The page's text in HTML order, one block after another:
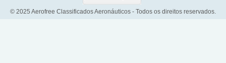
© 2025 Aerofree Classificados Aeronáuticos - Todos os direitos reservados.